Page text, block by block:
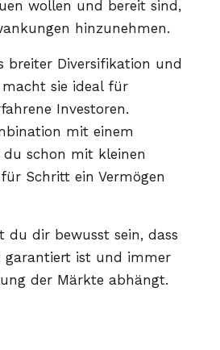
wollen und bereit sind,
hinzunehmen.
breiter Diversifikation und
macht sie ideal für
Investoren.
mit einem
schon mit kleinen
Schritt ein Vermögen
du dir bewusst sein, dass
garantiert ist und immer
der Märkte abhängt.